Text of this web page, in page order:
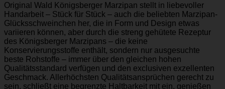
Original Wald Königsberger Marzipan stellt in liebevoller
Handarbeit – Stück für Stück – auch die beliebten Marzipan-
Glücksschweinchen her, die in Form und Design etwas
variieren können, aber durch die streng gehütete Rezeptur
des Königsberger Marzipans – die keine
Konservierungsstoffe enthält, sondern nur ausgesuchte
beste Rohstoffe – immer über den gleichen hohen
Qualitätsstandard verfügen und den exclusiven exzellenten
Geschmack. Allerhöchsten Qualitätsansprüchen gerecht zu
sein, schließt eine begrenzte Haltbarkeit mit ein, genießen